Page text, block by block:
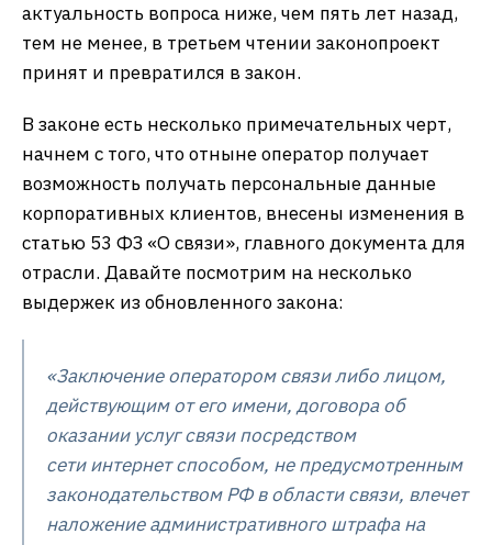
актуальность вопроса ниже, чем пять лет назад,
тем не менее, в третьем чтении законопроект
принят и превратился в закон.
В законе есть несколько примечательных черт,
начнем с того, что отныне оператор получает
возможность получать персональные данные
корпоративных клиентов, внесены изменения в
статью 53 ФЗ «О связи», главного документа для
отрасли. Давайте посмотрим на несколько
выдержек из обновленного закона:
«Заключение оператором связи либо лицом,
действующим от его имени, договора об
оказании услуг связи посредством
сети интернет способом, не предусмотренным
законодательством РФ в области связи, влечет
наложение административного штрафа на